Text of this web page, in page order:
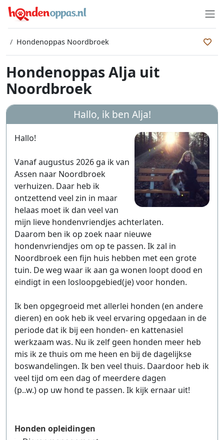
Hondenoppas Noordbroek
Hondenoppas Alja uit
Noordbroek
Hallo, ik ben Alja!
Hallo!
Vanaf augustus 2026 ga ik van
Assen naar Noordbroek
verhuizen. Daar heb ik
ontzettend veel zin in maar
helaas moet ik dan veel van
mijn lieve hondenvriendjes achterlaten.
Daarom ben ik op zoek naar nieuwe
hondenvriendjes om op te passen. Ik zal in
Noordbroek een fijn huis hebben met een grote
tuin. De weg waar ik aan ga wonen loopt dood en
eindigt in een losloopgebied(je) voor honden.
Ik ben opgegroeid met allerlei honden (en andere
dieren) en ook heb ik veel ervaring opgedaan in de
periode dat ik bij een honden- en kattenasiel
werkzaam was. Nu ik zelf geen honden meer heb
mis ik ze thuis om me heen en bij de dagelijkse
boswandelingen. Ik ben veel thuis. Daardoor heb ik
veel tijd om een dag of meerdere dagen
(p..w.) op uw hond te passen. Ik kijk ernaar uit!
Honden opleidingen